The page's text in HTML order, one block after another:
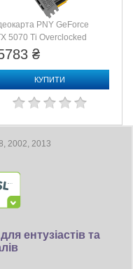
PNY GeForce
5070 Ti Overclocked
Fan GPU
₴
КУПИТИ
2002, 2013
ентузіастів та